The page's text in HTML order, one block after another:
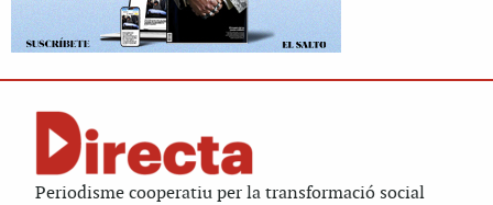
Periodisme cooperatiu per la transformació social